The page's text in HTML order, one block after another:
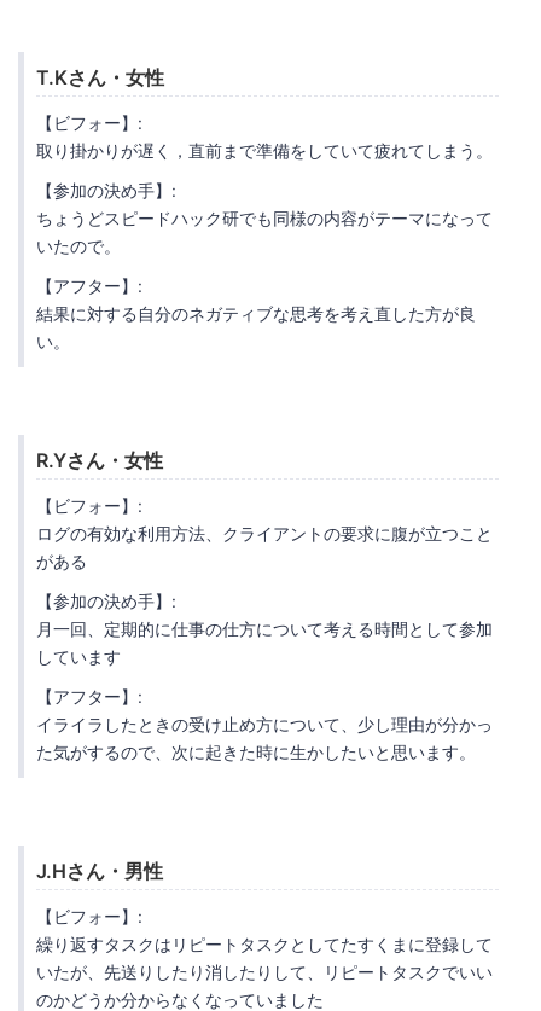
T.Kさん・女性
【ビフォー】:
取り掛かりが遅く，直前まで準備をしていて疲れてしまう。
【参加の決め手】:
ちょうどスピードハック研でも同様の内容がテーマになって
いたので。
【アフター】:
結果に対する自分のネガティブな思考を考え直した方が良
い。
R.Yさん・女性
【ビフォー】:
ログの有効な利用方法、クライアントの要求に腹が立つこと
がある
【参加の決め手】:
月一回、定期的に仕事の仕方について考える時間として参加
しています
【アフター】:
イライラしたときの受け止め方について、少し理由が分かっ
た気がするので、次に起きた時に生かしたいと思います。
J.Hさん・男性
【ビフォー】:
繰り返すタスクはリピートタスクとしてたすくまに登録して
いたが、先送りしたり消したりして、リピートタスクでいい
のかどうか分からなくなっていました